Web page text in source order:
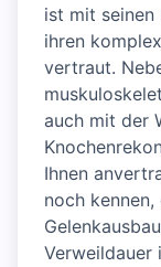
ist mit seinen
ihren
vertraut.
auch mit der
Ihnen
noch
Verweildauer